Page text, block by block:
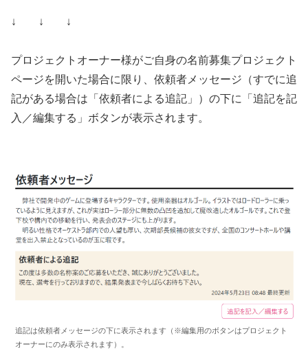
↓ ↓ ↓
プロジェクトオーナー様がご自身の名前募集プロジェクト
ページを開いた場合に限り、依頼者メッセージ（すでに追
記がある場合は「依頼者による追記」）の下に「追記を記
入／編集する」ボタンが表示されます。
追記は依頼者メッセージの下に表示されます（※編集用のボタンはプロジェクト
オーナーにのみ表示されます）。